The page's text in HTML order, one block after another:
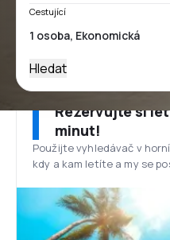
Cestující
Hledat
Rezervujte si
minut!
Použijte vyhledávač v
kdy a kam letíte a my se